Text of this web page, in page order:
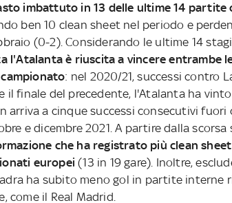
imbattuto in 13 delle ultime 14 partite
ben 10 clean sheet nel periodo e
(0-2). Considerando le ultime 14
l'Atalanta è riuscita a vincere entrambe
: nel 2020/21, successi contro
il finale del precedente, l'Atalanta ha
arriva a cinque successi consecutivi fuori
e dicembre 2021. A partire dalla
che ha registrato più clean
europei (13 in 19 gare). Inoltre,
ha subito meno gol in partite interne
come il Real Madrid.